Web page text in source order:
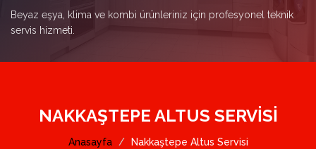
Beyaz eşya, klima ve kombi ürünleriniz için profesyonel teknik
servis hizmeti.
NAKKAŞTEPE ALTUS SERVISI
Anasayfa Nakkaştepe Altus Servisi